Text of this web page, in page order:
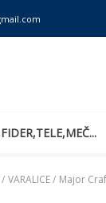
VARALICE / Major